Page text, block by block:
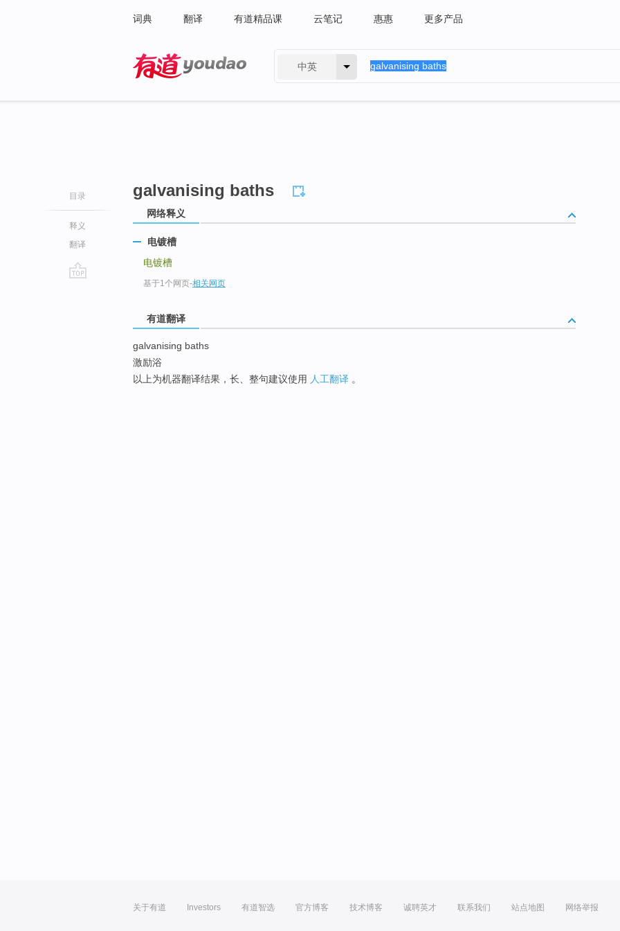
词典 翻译 有道精品课 云笔记 惠惠 更多产品
中英
目录
释义
翻译
galvanising baths
网络释义
电镀槽
电镀槽
基于1个网页-相关网页
有道翻译
galvanising baths
激励浴
以上为机器翻译结果，长、整句建议使用 人工翻译 。
关于有道 Investors 有道智选 官方博客 技术博客 诚聘英才 联系我们 站点地图 网络举报